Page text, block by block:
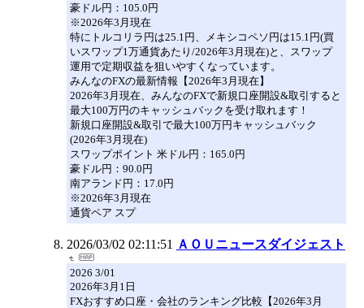
豪ドル円：105.0円
※2026年3月現在
特にトルコリラ円は25.1円、メキシコペソ円は15.1円(買
いスワップ1万通貨あたり/2026年3月現在)と、スワップ
運用で定期収益を狙いやすくなっています。
みんなのFXの最新情報【2026年3月現在】
2026年3月現在、みんなのFXで新規口座開設&取引すると
最大100万円のキャッシュバックを受け取れます！
新規口座開設&取引で最大100万円キャッシュバック
(2026年3月現在)
スワップポイント 米ドル円：165.0円
豪ドル円：90.0円
南アランド円：17.0円
※2026年3月現在
通貨ペア スプ
2026/03/02 02:11:51 ＡＯＵニュースダイジェスト
2026 3/01
2026年3月1日
FXおすすめ口座・会社のランキング比較【2026年3月